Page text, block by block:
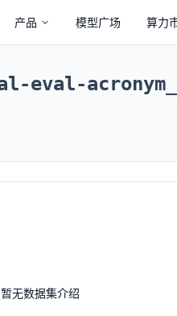
产品 模型广场 算力
eval-
暂无数据集介绍